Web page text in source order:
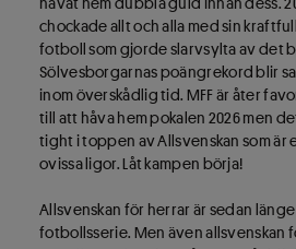
chockade allt och alla med sin
fotboll som gjorde slarvsylta av det
Sölvesborgarnas poängrekord blir
inom överskådlig tid. MFF är åter
till att håva hem pokalen 2026 men
tight i toppen av Allsvenskan som är
ovissa ligor. Låt kampen börja!
Allsvenskan för herrar är sedan
fotbollsserie. Men även allsvenskan